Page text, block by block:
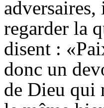
regarder la
disent :
donc un
de Dieu qui